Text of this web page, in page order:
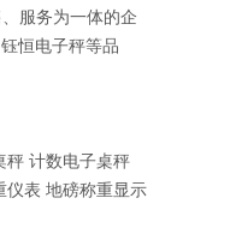
服务为一体的企
恒电子秤等品
计数电子桌秤
仪表 地磅称重显示